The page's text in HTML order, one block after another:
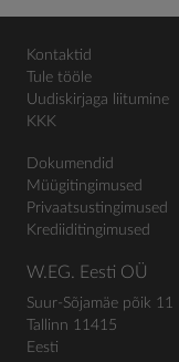
Kontaktid
Tule tööle
Uudiskirjaga liitumine
KKK
Dokumendid
Müügitingimused
Privaatsustingimused
Krediiditingimused
W.EG. Eesti OÜ
Suur-Sõjamäe põik 11
Tallinn 11415
Eesti